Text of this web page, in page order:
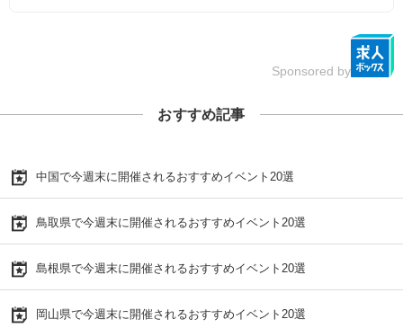
Sponsored by
おすすめ記事
中国で今週末に開催されるおすすめイベント20選
鳥取県で今週末に開催されるおすすめイベント20選
島根県で今週末に開催されるおすすめイベント20選
岡山県で今週末に開催されるおすすめイベント20選